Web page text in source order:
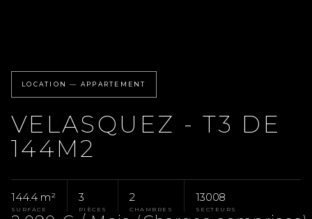
LOCATION — APPARTEMENT
VELASQUEZ - T3 DE
144M2
144.4 m²
SURFACE
3
PIÈCES
2
CHAMBRES
13008
SECTEURS